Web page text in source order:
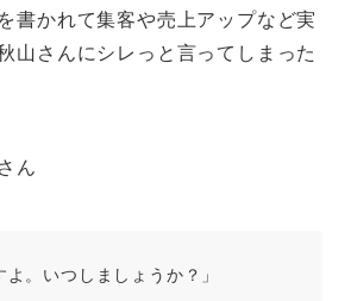
書かれて集客や売上アップなど実
山さんにシレっと言ってしまった
ん
よ。いつしましょうか？」